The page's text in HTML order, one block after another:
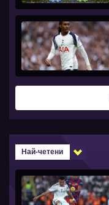
Най-четени